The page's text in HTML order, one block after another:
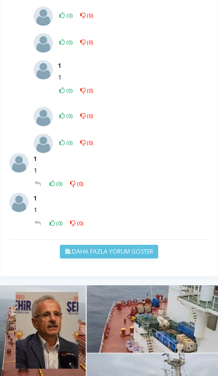
(0) (0)
(0) (0)
1
1
(0) (0)
(0) (0)
(0) (0)
1
1
(0) (0)
1
1
(0) (0)
DAHA FAZLA YORUM GÖSTER